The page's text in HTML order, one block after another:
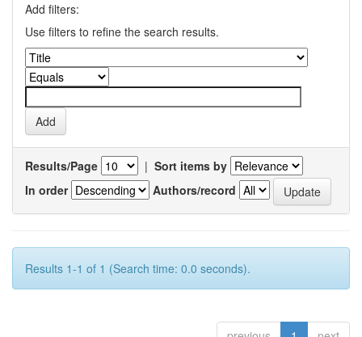
Add filters:
Use filters to refine the search results.
Results/Page | Sort items by
In order
Authors/record
Results 1-1 of 1 (Search time: 0.0 seconds).